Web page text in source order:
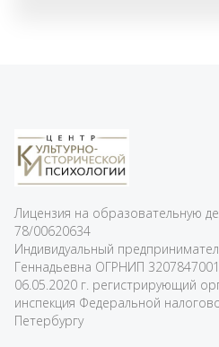
Лицензия на образовательную
78/00620634
Индивидуальный
Геннадьевна ОГРНИП
06.05.2020 г. регистрирующий
инспекция Федеральной
Петербургу